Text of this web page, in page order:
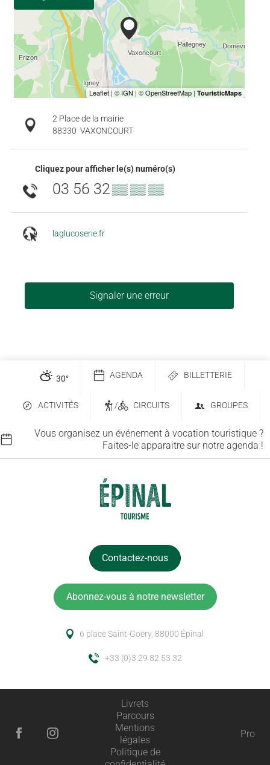
2 Place de la mairie
88330 VAXONCOURT
Cliquez pour afficher le(s) numéro(s)
03 56 32▒▒ ▒▒ ▒▒
laglucoserie.fr
Signaler une erreur
30° AGENDA BILLETTERIE
ACTIVITÉS / CIRCUITS GROUPES
Vous organisez un événement à vocation touristique ?
Faites-le apparaitre sur notre agenda !
Contactez-nous
Abonnez-vous à notre newsletter
6 place Saint-Goëry, 88000 Épinal
+33 (0)3 29 82 53 32
Livrets
Parcours
Mentions
légales
Politique de
Pro